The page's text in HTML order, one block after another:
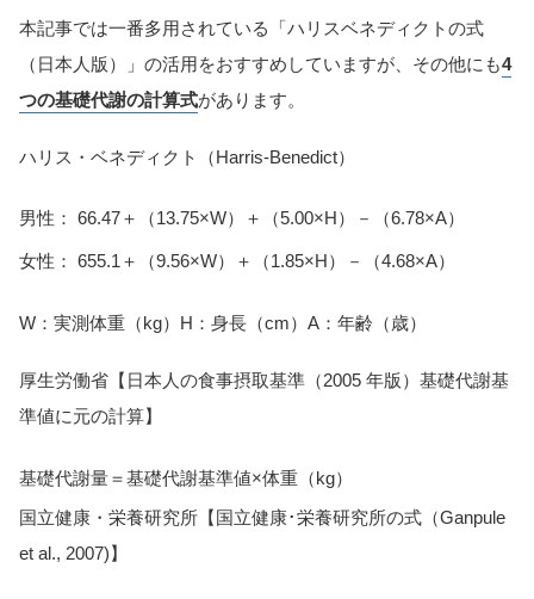
本記事では一番多用されている「ハリスベネディクトの式
（日本人版）」の活用をおすすめしていますが、その他にも4
つの基礎代謝の計算式があります。
ハリス・ベネディクト（Harris-Benedict）
男性： 66.47＋（13.75×W）＋（5.00×H）－（6.78×A）
女性： 655.1＋（9.56×W）＋（1.85×H）－（4.68×A）
W：実測体重（kg）H：身長（cm）A：年齢（歳）
厚生労働省【日本人の食事摂取基準（2005 年版）基礎代謝基
準値に元の計算】
基礎代謝量＝基礎代謝基準値×体重（kg）
国立健康・栄養研究所【国立健康･栄養研究所の式（Ganpule
et al., 2007)】